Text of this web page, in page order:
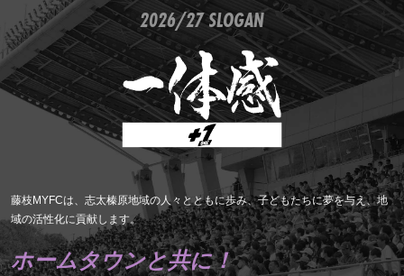
2026/27 SLOGAN
藤枝MYFCは、志太榛原地域の人々とともに歩み、子どもたちに夢を与え、地
域の活性化に貢献します。
ホームタウンと共に！